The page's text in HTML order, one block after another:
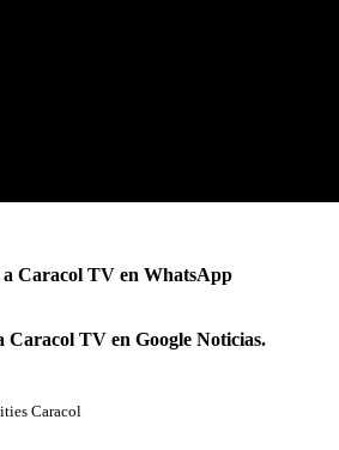
a Caracol TV en WhatsApp
Caracol TV en Google Noticias.
Caracol